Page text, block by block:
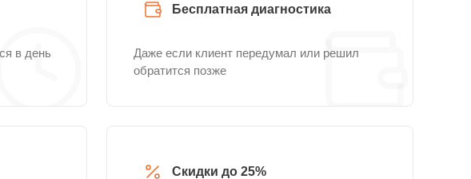
в день
Бесплатная диагностика
Даже если клиент передумал или решил
обратится позже
Скидки до 25%